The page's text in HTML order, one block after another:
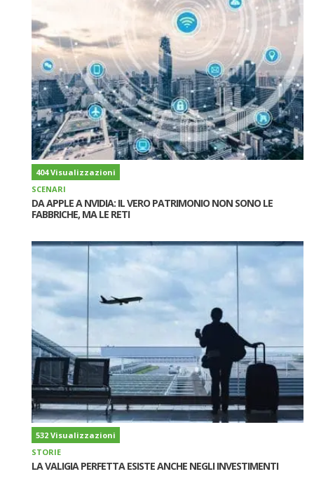
404 Visualizzazioni
SCENARI
DA APPLE A NVIDIA: IL VERO PATRIMONIO NON SONO LE
FABBRICHE, MA LE RETI
532 Visualizzazioni
STORIE
LA VALIGIA PERFETTA ESISTE ANCHE NEGLI INVESTIMENTI